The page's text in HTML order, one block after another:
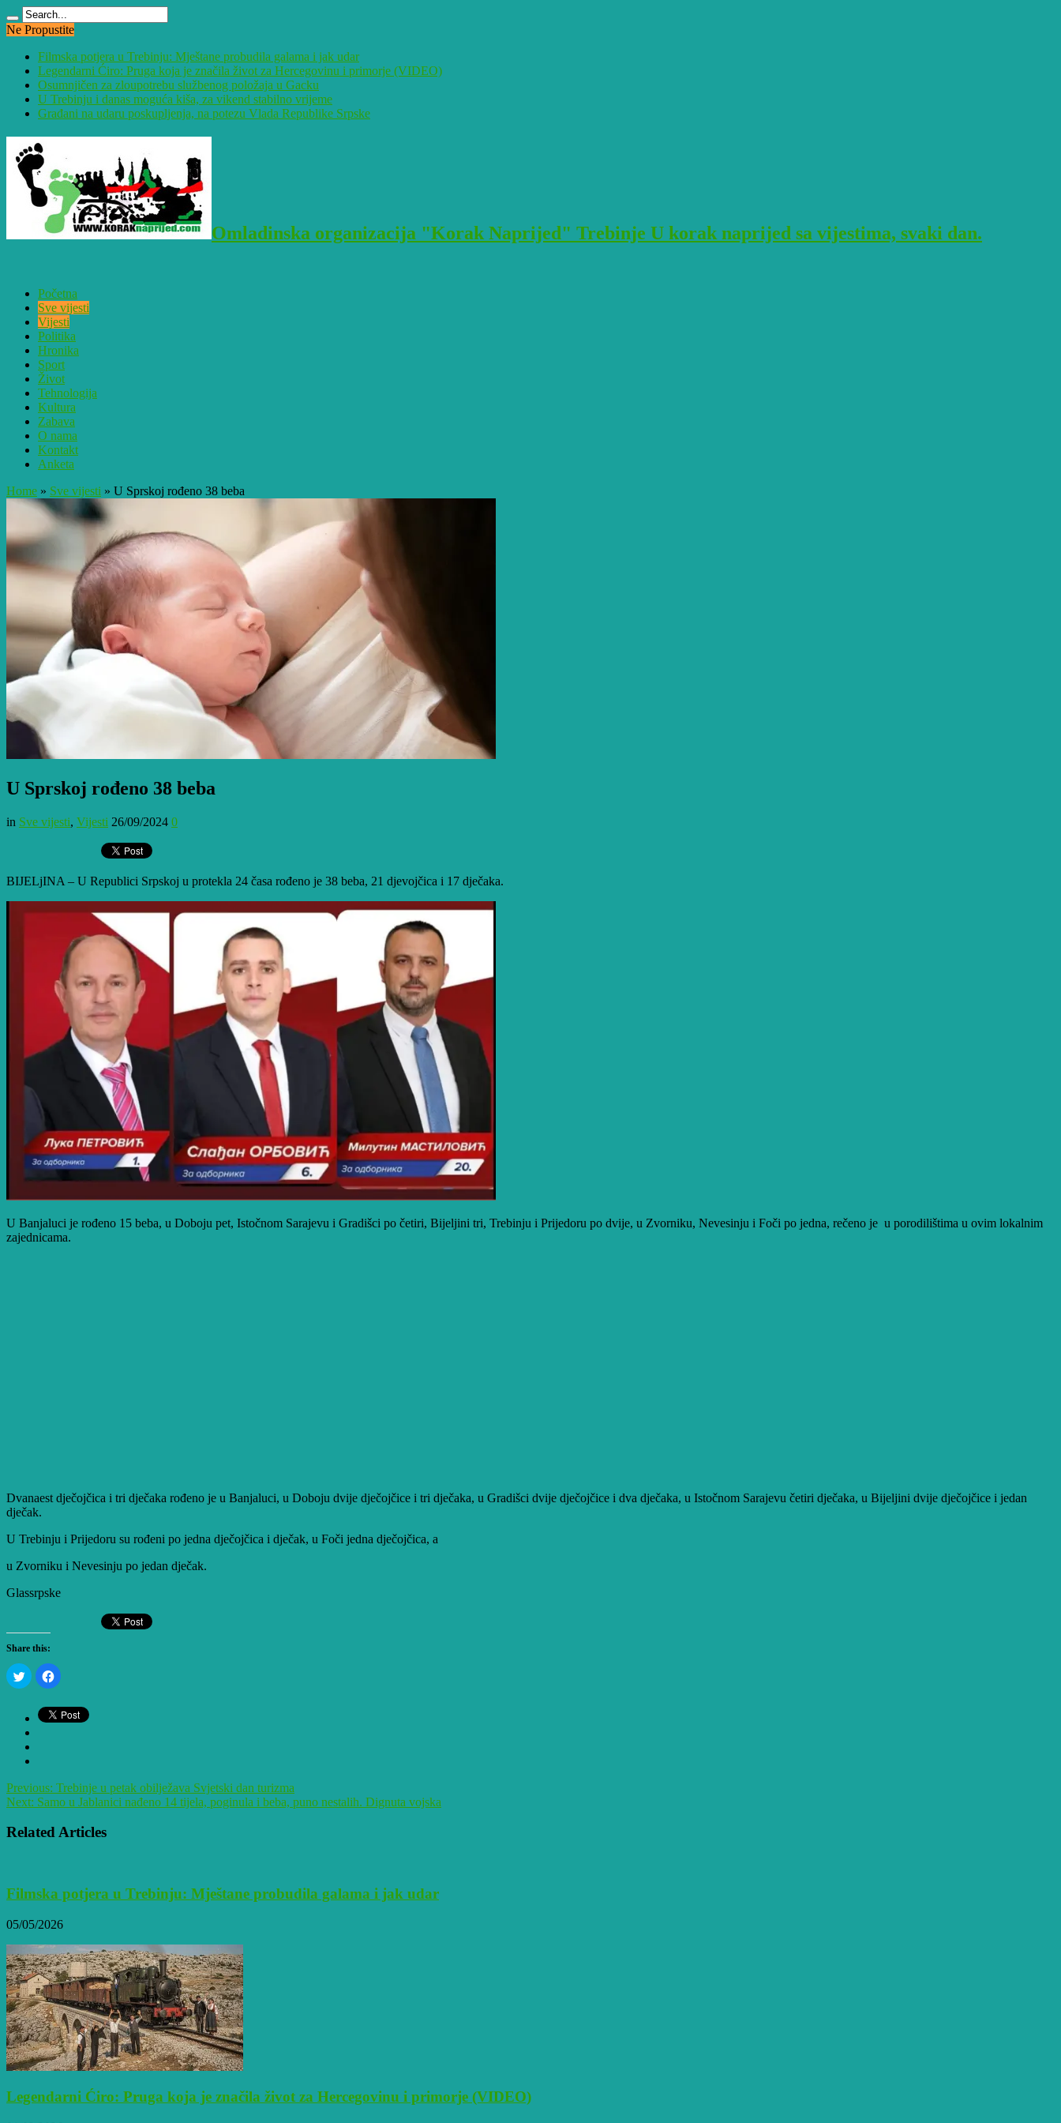
Ne Propustite
Filmska potjera u Trebinju: Mještane probudila galama i jak udar
Legendarni Ćiro: Pruga koja je značila život za Hercegovinu i primorje (VIDEO)
Osumnjičen za zloupotrebu službenog položaja u Gacku
U Trebinju i danas moguća kiša, za vikend stabilno vrijeme
Građani na udaru poskupljenja, na potezu Vlada Republike Srpske
Omladinska organizacija "Korak Naprijed" Trebinje U korak naprijed sa vijestima, svaki dan.
Početna
Sve vijesti
Vijesti
Politika
Hronika
Sport
Život
Tehnologija
Kultura
Zabava
O nama
Kontakt
Anketa
Home » Sve vijesti » U Sprskoj rođeno 38 beba
U Sprskoj rođeno 38 beba
in Sve vijesti, Vijesti 26/09/2024 0
BIJELjINA – U Republici Srpskoj u protekla 24 časa rođeno je 38 beba, 21 djevojčica i 17 dječaka.
U Banjaluci je rođeno 15 beba, u Doboju pet, Istočnom Sarajevu i Gradišci po četiri, Bijeljini tri, Trebinju i Prijedoru po dvije, u Zvorniku, Nevesinju i Foči po jedna, rečeno je u porodilištima u ovim lokalnim
zajednicama.
Dvanaest dječojčica i tri dječaka rođeno je u Banjaluci, u Doboju dvije dječojčice i tri dječaka, u Gradišci dvije dječojčice i dva dječaka, u Istočnom Sarajevu četiri dječaka, u Bijeljini dvije dječojčice i jedan
dječak.
U Trebinju i Prijedoru su rođeni po jedna dječojčica i dječak, u Foči jedna dječojčica, a
u Zvorniku i Nevesinju po jedan dječak.
Glassrpske
Share this:
Click
to
share
Twitter
(Opens
in
new
window)
Click
to
Facebook
(Opens
Previous: Trebinje u petak obilježava Svjetski dan turizma
Next: Samo u Jablanici nađeno 14 tijela, poginula i beba, puno nestalih. Dignuta vojska
Related Articles
Filmska potjera u Trebinju: Mještane probudila galama i jak udar
05/05/2026
Legendarni Ćiro: Pruga koja je značila život za Hercegovinu i primorje (VIDEO)